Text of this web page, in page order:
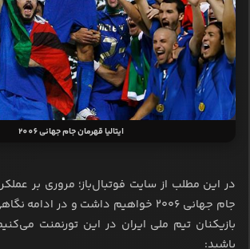
ایتالیا قهرمان جام جهانی 2006
در این مطلب از سایت فوتبال‌باز؛ مروری بر
جام جهانی ۲۰۰۶ خواهیم داشت و در
بازیکنان تیم ملی ایران در این تورنمنت
باشید: